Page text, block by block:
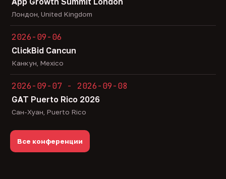
Лондон, United Kingdom
2026-09-06
ClickBid Cancun
Канкун, Mexico
2026-09-07 - 2026-09-08
GAT Puerto Rico 2026
Сан-Хуан, Puerto Rico
Все конференции